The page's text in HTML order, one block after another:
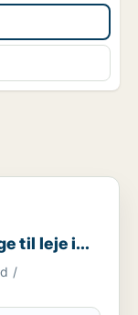
eller garage
til leje i
/